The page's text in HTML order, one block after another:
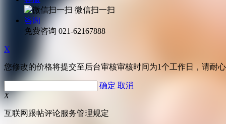
微信扫一扫
咨询
免费咨询 021-62167888
X
您修改的价格将提交至后台审核审核时间为1个工作日，请耐
确定 取消
X
互联网跟帖评论服务管理规定